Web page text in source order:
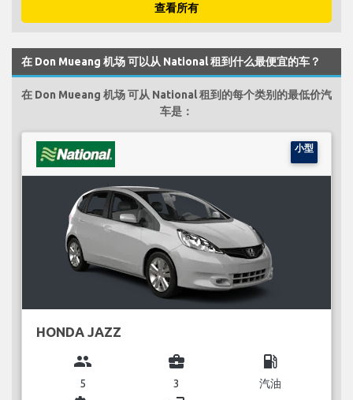
查看所有
在 Don Mueang 机场 可以从 National 租到什么最便宜的车？
在 Don Mueang 机场 可从 National 租到的每个类别的最低价汽
车是：
小型
HONDA JAZZ
group
5
business_center
3
local_gas_station
汽油